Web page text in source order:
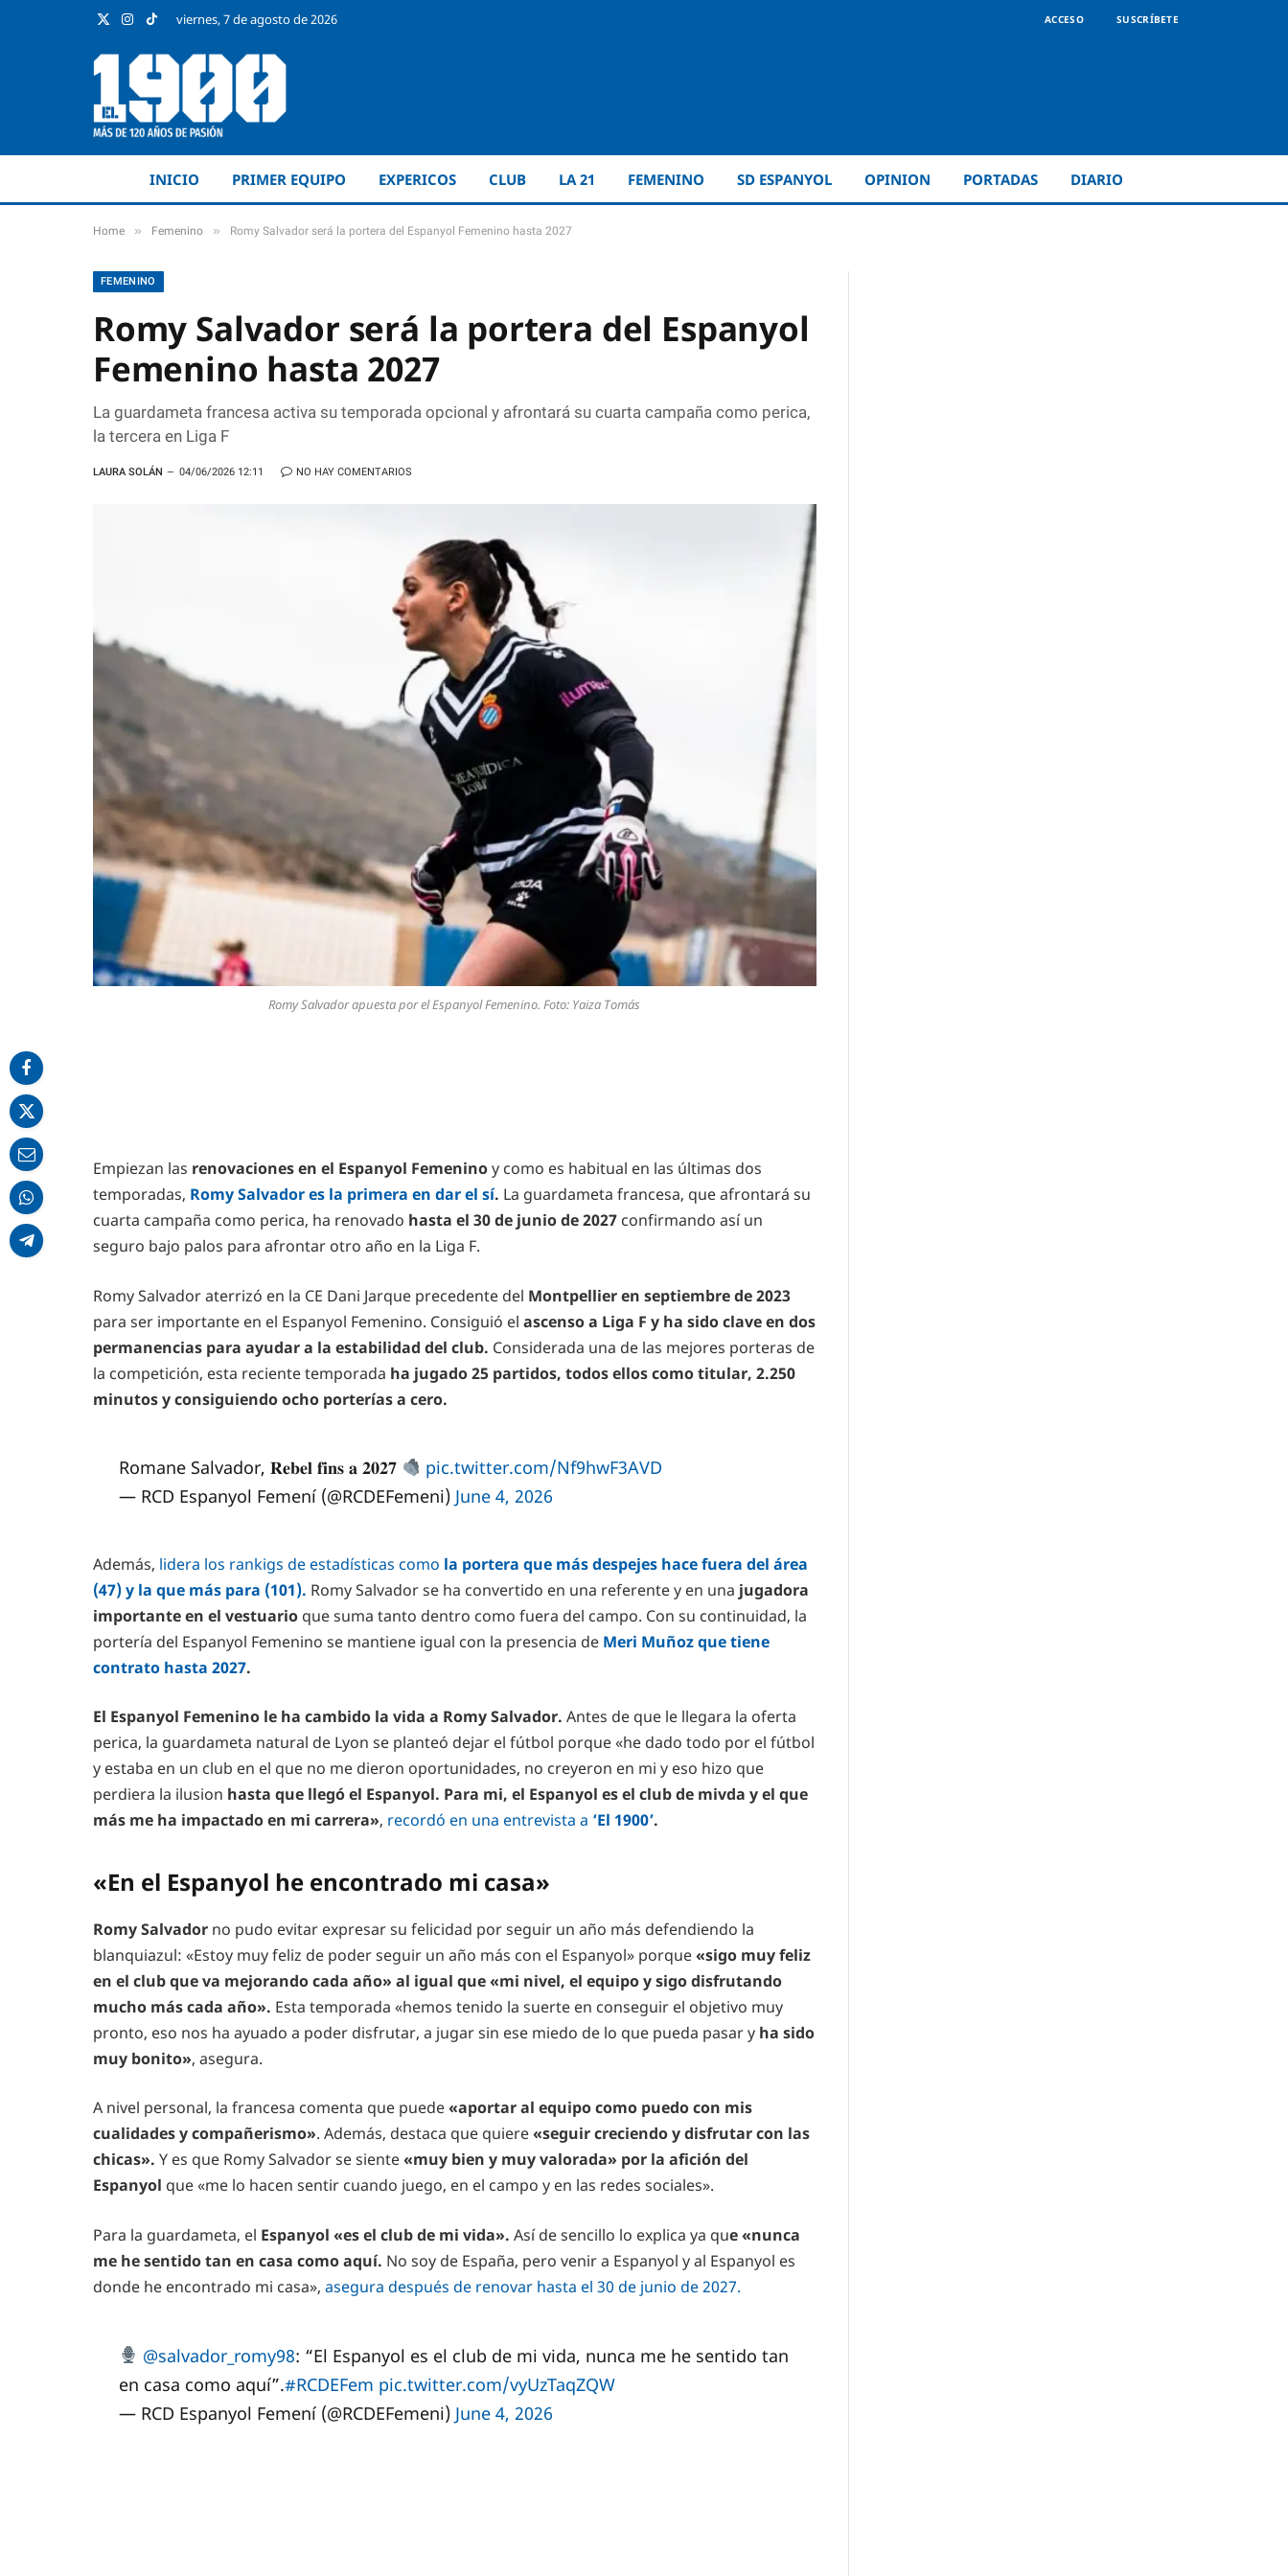
X
Instagram
TikTokviernes, 7 de agosto de 2026 ACCESO SUSCRÍBETE
INICIO PRIMER EQUIPO EXPERICOS CLUB LA 21 FEMENINO SD ESPANYOL OPINION PORTADAS DIARIO
Home » Femenino » Romy Salvador será la portera del Espanyol Femenino hasta 2027
FEMENINO
Romy Salvador será la portera del Espanyol
Femenino hasta 2027
La guardameta francesa activa su temporada opcional y afrontará su cuarta campaña como perica,
la tercera en Liga F
LAURA SOLÁN 04/06/2026 12:11 NO HAY COMENTARIOS
Romy Salvador apuesta por el Espanyol Femenino. Foto: Yaiza Tomás
Empiezan las renovaciones en el Espanyol Femeninoy como es habitual en las últimas dos
temporadas, Romy Salvador es la primera en dar el sí. La guardameta francesa, que afrontará su
cuarta campaña como perica, ha renovado hasta el 30 de junio de 2027 confirmando así un
seguro bajo palos para afrontar otro año en la Liga F.
Romy Salvador aterrizó en la CE Dani Jarque precedente del Montpellier en septiembre de 2023
para ser importante en el Espanyol Femenino. Consiguió el ascenso a Liga F y ha sido clave en dos
permanencias para ayudar a la estabilidad del club. Considerada una de las mejores porteras de
la competición, esta reciente temporada ha jugado 25 partidos, todos ellos como titular, 2.250
minutos y consiguiendo ocho porterías a cero.
Romane Salvador, 𝐑𝐞𝐛𝐞𝐥 𝐟𝐢𝐧𝐬 𝐚 𝟐𝟎𝟐𝟕
pic.twitter.com/Nf9hwF3AVD
— RCD Espanyol Femení (@RCDEFemeni) June 4, 2026
Además, lidera los rankigs de estadísticas como la portera que más despejes hace fuera del área
(47) y la que más para (101). Romy Salvador se ha convertido en una referente y en una jugadora
importante en el vestuario que suma tanto dentro como fuera del campo. Con su continuidad, la
portería del Espanyol Femenino se mantiene igual con la presencia de Meri Muñoz que tiene
contrato hasta 2027.
El Espanyol Femenino le ha cambido la vida a Romy Salvador. Antes de que le llegara la oferta
perica, la guardameta natural de Lyon se planteó dejar el fútbol porque «he dado todo por el fútbol
y estaba en un club en el que no me dieron oportunidades, no creyeron en mi y eso hizo que
perdiera la ilusion hasta que llegó el Espanyol. Para mi, el Espanyol es el club de mivda y el que
más me ha impactado en mi carrera», recordó en una entrevista a ‘El 1900’.
«En el Espanyol he encontrado mi casa»
Romy Salvador no pudo evitar expresar su felicidad por seguir un año más defendiendo la
blanquiazul: «Estoy muy feliz de poder seguir un año más con el Espanyol» porque«sigo muy feliz
en el club que va mejorando cada año» al igual que «mi nivel, el equipo y sigo disfrutando
mucho más cada año». Esta temporada «hemos tenido la suerte en conseguir el objetivo muy
pronto, eso nos ha ayuado a poder disfrutar, a jugar sin ese miedo de lo que pueda pasar y ha sido
muy bonito», asegura.
A nivel personal, la francesa comenta que puede«aportar al equipo como puedo con mis
cualidades y compañerismo». Además, destaca que quiere«seguir creciendo y disfrutar con las
chicas». Y es que Romy Salvador se siente«muy bien y muy valorada» por la afición del
Espanyol que «me lo hacen sentir cuando juego, en el campo y en las redes sociales».
Para la guardameta, el Espanyol «es el club de mi vida». Así de sencillo lo explica ya que «nunca
me he sentido tan en casa como aquí. No soy de España, pero venir a Espanyol y al Espanyol es
donde he encontrado mi casa», asegura después de renovar hasta el 30 de junio de 2027.
@salvador_romy98: “El Espanyol es el club de mi vida, nunca me he sentido tan
en casa como aquí”.#RCDEFem pic.twitter.com/vyUzTaqZQW
— RCD Espanyol Femení (@RCDEFemeni) June 4, 2026